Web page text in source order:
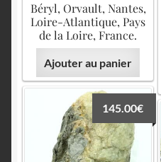
Béryl, Orvault, Nantes,
Loire-Atlantique, Pays
de la Loire, France.
Ajouter au panier
145.00€